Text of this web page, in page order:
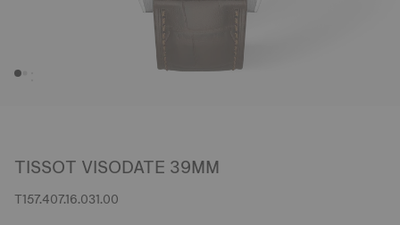
TISSOT VISODATE 39MM
T157.407.16.031.00